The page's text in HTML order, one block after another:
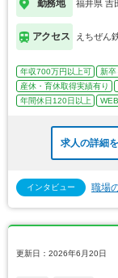
勤務地 福井県 吉
アクセス えちぜん
年収700万円以上可 新卒
産休・育休取得実績有り
年間休日120日以上
求人の詳細
インタビュー 職場
更新日：2026年6月20日